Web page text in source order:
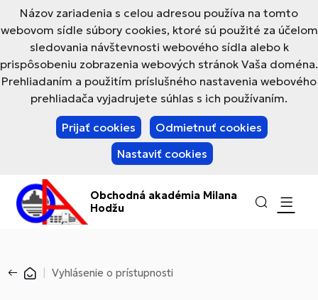
Názov zariadenia s celou adresou používa na tomto
webovom sídle súbory cookies, ktoré sú použité za účelom
sledovania návštevnosti webového sídla alebo k
prispôsobeniu zobrazenia webových stránok Vaša doména.
Prehliadaním a použitím príslušného nastavenia webového
prehliadača vyjadrujete súhlas s ich používaním.
Prijať cookies
Odmietnuť cookies
Nastaviť cookies
Obchodná akadémia Milana
Hodžu
Vyhlásenie o prístupnosti